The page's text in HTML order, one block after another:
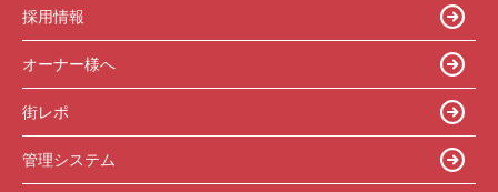
採用情報
オーナー様へ
街レポ
管理システム